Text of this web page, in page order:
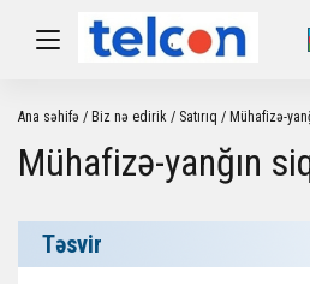
Ana səhifə Biz nə edirik Satırıq Mühafizə-
Mühafizə-yanğın
Təsvir